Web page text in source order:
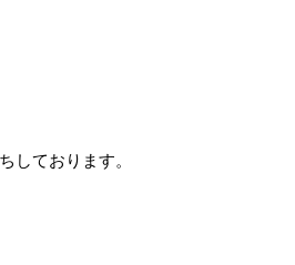
しております。